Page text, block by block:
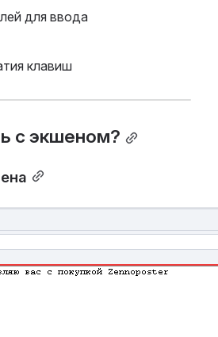
для ввода
клавиш
с экшеном?